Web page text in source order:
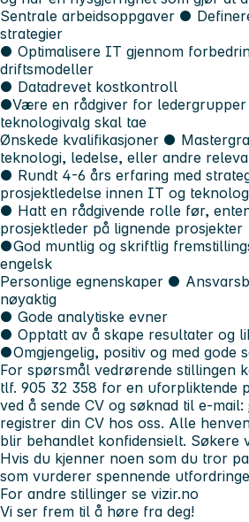
Sentrale arbeidsoppgaver ●
strategier
● Optimalisere IT gjennom
driftsmodeller
● Datadrevet kostkontroll
●Være en rådgiver for ledergrupper
teknologivalg skal tae
Ønskede kvalifikasjoner ●
teknologi, ledelse, eller andre
● Rundt 4-6 års erfaring med
prosjektledelse innen IT og
● Hatt en rådgivende rolle før,
prosjektleder på lignende prosjekter
●God muntlig og skriftlig
engelsk
Personlige egnenskaper ●
nøyaktig
● Gode analytiske evner
● Opptatt av å skape resultater og
●Omgjengelig, positiv og med gode
For spørsmål vedrørende stillingen
tlf. 905 32 358 for en uforpliktende
ved å sende CV og søknad til e-mail:
registrer din CV hos oss. Alle
blir behandlet konfidensielt. Søkere
Hvis du kjenner noen som du tror
som vurderer spennende
For andre stillinger se vizir.no
Vi ser frem til å høre fra deg!